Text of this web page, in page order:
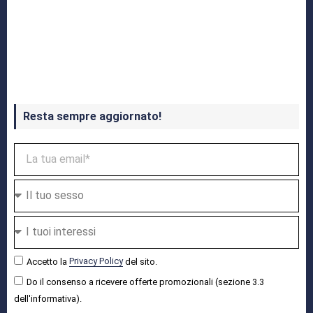
Resta sempre aggiornato!
Accetto la Privacy Policydel sito.
Do il consenso a ricevere offerte promozionali (sezione 3.3
dell'informativa).